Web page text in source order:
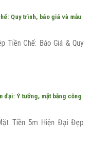
Quy trình, báo giá và mẫu
Tiền Chế: Báo Giá & Quy
đại: Ý tưởng, mặt bằng công
Tiền 5m Hiện Đại Đẹp